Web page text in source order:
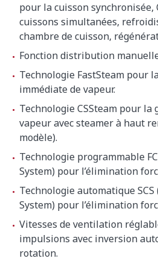
pour la cuisson synchronisée,
cuissons simultanées,
chambre de cuisson,
Fonction distribution
Technologie FastSteam pour
immédiate de vapeur.
Technologie CSSteam pour la
vapeur avec steamer à haut
modèle).
Technologie programmable
System) pour l’élimination
Technologie automatique
System) pour l’élimination
Vitesses de ventilation
impulsions avec inversion
rotation.